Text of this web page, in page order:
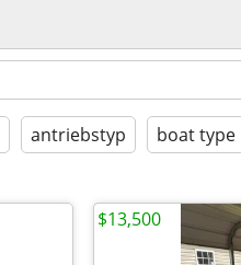
antriebstyp boat type
$13,500